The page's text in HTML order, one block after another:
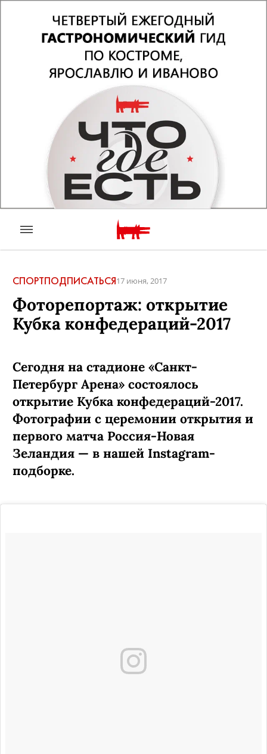
СПОРТПОДПИСАТЬСЯ17 июня, 2017
Фоторепортаж: открытие
Кубка конфедераций-2017
Сегодня на стадионе «Санкт-
Петербург Арена» состоялось
открытие Кубка конфедераций-2017.
Фотографии с церемонии открытия и
первого матча Россия-Новая
Зеландия — в нашей Instagram-
подборке.